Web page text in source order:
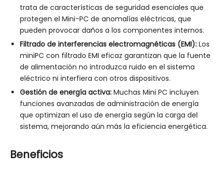
trata de características de seguridad esenciales que
protegen el Mini-PC de anomalías eléctricas, que
pueden provocar daños a los componentes internos.
Filtrado de interferencias electromagnéticas (EMI): Los
miniPC con filtrado EMI eficaz garantizan que la fuente
de alimentación no introduzca ruido en el sistema
eléctrico ni interfiera con otros dispositivos.
Gestión de energía activa: Muchas Mini PC incluyen
funciones avanzadas de administración de energía
que optimizan el uso de energía según la carga del
sistema, mejorando aún más la eficiencia energética.
Beneficios